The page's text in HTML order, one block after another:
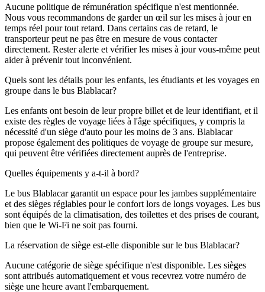
Aucune politique de rémunération spécifique n'est mentionnée.
Nous vous recommandons de garder un œil sur les mises à jour en
temps réel pour tout retard. Dans certains cas de retard, le
transporteur peut ne pas être en mesure de vous contacter
directement. Rester alerte et vérifier les mises à jour vous-même peut
aider à prévenir tout inconvénient.
Quels sont les détails pour les enfants, les étudiants et les voyages en
groupe dans le bus Blablacar?
Les enfants ont besoin de leur propre billet et de leur identifiant, et il
existe des règles de voyage liées à l'âge spécifiques, y compris la
nécessité d'un siège d'auto pour les moins de 3 ans. Blablacar
propose également des politiques de voyage de groupe sur mesure,
qui peuvent être vérifiées directement auprès de l'entreprise.
Quelles équipements y a-t-il à bord?
Le bus Blablacar garantit un espace pour les jambes supplémentaire
et des sièges réglables pour le confort lors de longs voyages. Les bus
sont équipés de la climatisation, des toilettes et des prises de courant,
bien que le Wi-Fi ne soit pas fourni.
La réservation de siège est-elle disponible sur le bus Blablacar?
Aucune catégorie de siège spécifique n'est disponible. Les sièges
sont attribués automatiquement et vous recevrez votre numéro de
siège une heure avant l'embarquement.